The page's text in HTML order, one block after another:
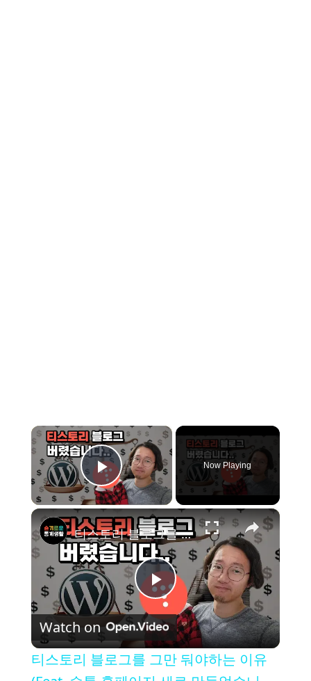
×
Play Video
Now Playing
×
P
l
티스토리 블로그를 그만 둬야하는 이유 (Feat. 슬통 홈페이지 새로 만들었습니다.)
Watch on
티스토리 블로그를 그만 둬야하는 이유